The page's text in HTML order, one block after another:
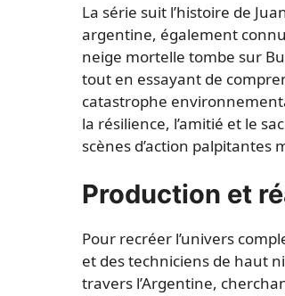
La série suit l’histoire de
argentine, également
neige mortelle tombe sur
tout en essayant de
catastrophe
la résilience, l’amitié et le
scènes d’action palpitantes
Production et
Pour recréer l’univers
et des techniciens de haut
travers l’Argentine,